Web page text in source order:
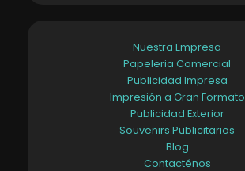
Nuestra Empresa
Papeleria Comercial
Publicidad Impresa
Impresión a Gran Formato
Publicidad Exterior
Souvenirs Publicitarios
Blog
Contacténos